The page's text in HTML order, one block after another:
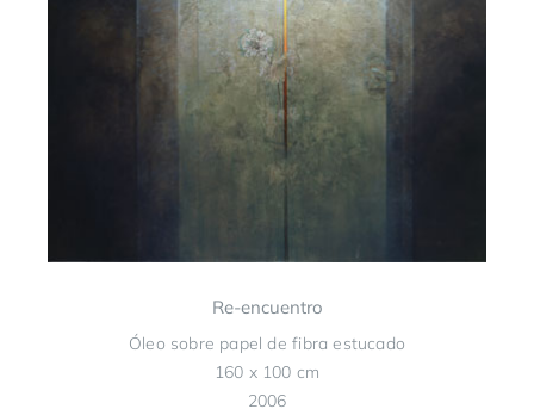
Re-encuentro
Óleo sobre papel de fibra estucado
160 x 100 cm
2006